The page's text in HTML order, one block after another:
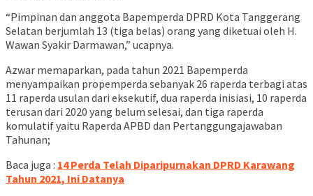
“Pimpinan dan anggota Bapemperda DPRD Kota Tanggerang
Selatan berjumlah 13 (tiga belas) orang yang diketuai oleh H.
Wawan Syakir Darmawan,” ucapnya.
Azwar memaparkan, pada tahun 2021 Bapemperda
menyampaikan propemperda sebanyak 26 raperda terbagi atas
11 raperda usulan dari eksekutif, dua raperda inisiasi, 10 raperda
terusan dari 2020 yang belum selesai, dan tiga raperda
komulatif yaitu Raperda APBD dan Pertanggungajawaban
Tahunan;
Baca juga : 14 Perda Telah Diparipurnakan DPRD Karawang
Tahun 2021, Ini Datanya